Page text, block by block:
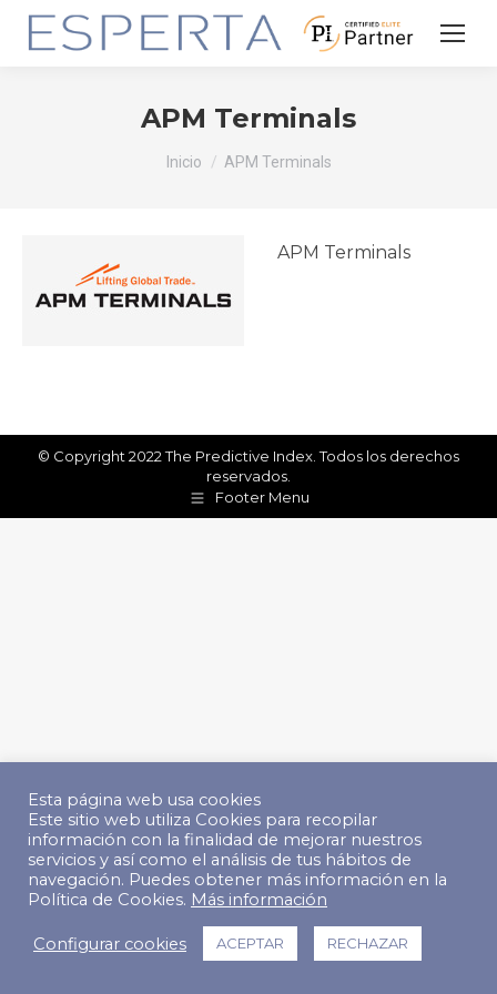
APM Terminals
Estás aquí:
Inicio APM Terminals
APM Terminals
© Copyright 2022 The Predictive Index. Todos los derechos
reservados.
Footer Menu
Esta página web usa cookies
Este sitio web utiliza Cookies para recopilar
información con la finalidad de mejorar nuestros
servicios y así como el análisis de tus hábitos de
navegación. Puedes obtener más información en la
Política de Cookies. Más información
Configurar cookies ACEPTAR RECHAZAR